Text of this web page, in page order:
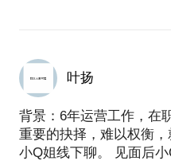
叶扬
背景：6年运营工作，在
重要的抉择，难以权衡
小Q姐线下聊。 见面后